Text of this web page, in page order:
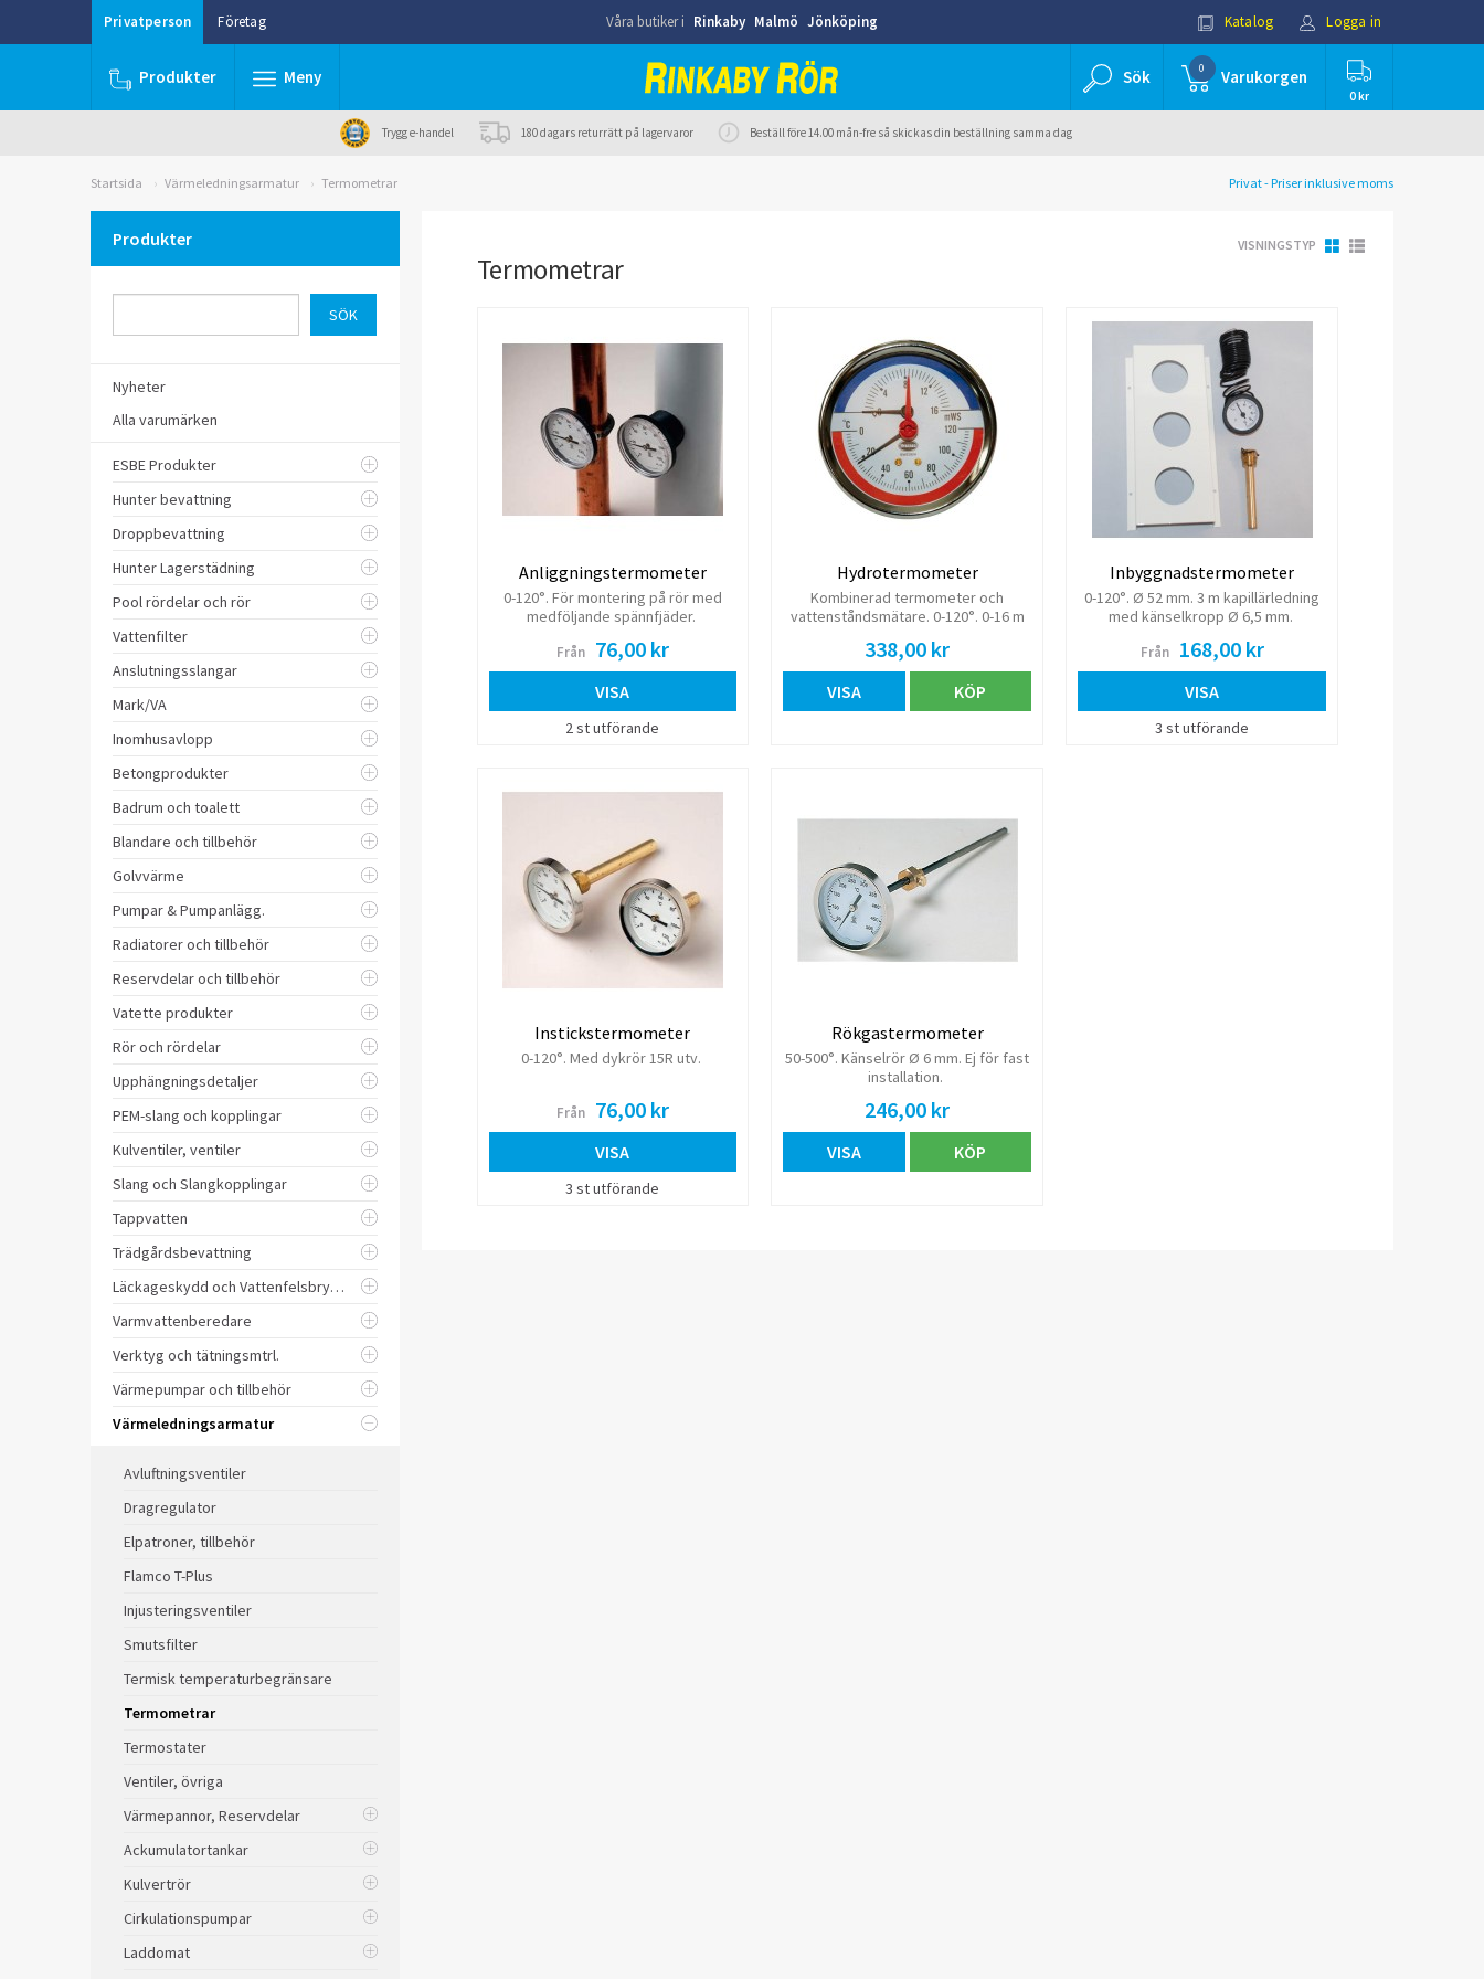
Privatperson Företag Våra butiker i Rinkaby Malmö Jönköping Katalog Logga in
Produkter Meny Sök 0 Varukorgen
0 kr
Trygg e-handel 180 dagars returrätt på lagervaror Beställ före 14.00 mån-fre så skickas din beställning samma dag
Startsida Värmeledningsarmatur Termometrar Privat - Priser inklusive moms
Produkter
Nyheter
Alla varumärken
ESBE Produkter
Hunter bevattning
Droppbevattning
Hunter Lagerstädning
Pool rördelar och rör
Vattenfilter
Anslutningsslangar
Mark/VA
Inomhusavlopp
Betongprodukter
Badrum och toalett
Blandare och tillbehör
Golvvärme
Pumpar & Pumpanlägg.
Radiatorer och tillbehör
Reservdelar och tillbehör
Vatette produkter
Rör och rördelar
Upphängningsdetaljer
PEM-slang och kopplingar
Kulventiler, ventiler
Slang och Slangkopplingar
Tappvatten
Trädgårdsbevattning
Läckageskydd och Vattenfelsbrytare
Varmvattenberedare
Verktyg och tätningsmtrl.
Värmepumpar och tillbehör
Värmeledningsarmatur
Avluftningsventiler
Dragregulator
Elpatroner, tillbehör
Flamco T-Plus
Injusteringsventiler
Smutsfilter
Termisk temperaturbegränsare
Termometrar
Termostater
Ventiler, övriga
Värmepannor, Reservdelar
Ackumulatortankar
Kulvertrör
Cirkulationspumpar
Laddomat
Termometrar
VISNINGSTYP
Anliggningstermometer
0-120°. För montering på rör med
medföljande spännfjäder.
Från 76,00 kr
VISA
2 st utförande
Hydrotermometer
Kombinerad termometer och
vattenståndsmätare. 0-120°. 0-16 m
mm.
338,00 kr
VISA KÖP
Inbyggnadstermometer
0-120°. Ø 52 mm. 3 m kapillärledning
med känselkropp Ø 6,5 mm.
Från 168,00 kr
VISA
3 st utförande
Instickstermometer
0-120°. Med dykrör 15R utv.
Från 76,00 kr
VISA
3 st utförande
Rökgastermometer
50-500°. Känselrör Ø 6 mm. Ej för fast
installation.
246,00 kr
VISA KÖP